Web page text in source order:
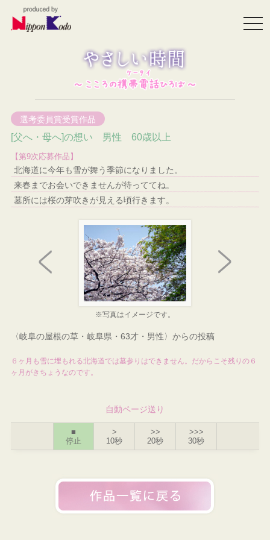
選考委員賞受賞作品
[父へ・母へ]の想い 男性 60歳以上
【第9次応募作品】
北海道に今年も雪が舞う季節になりました。
来春までお会いできませんが待っててね。
墓所には桜の芽吹きが見える頃行きます。
※写真はイメージです。
〈岐阜の屋根の草・岐阜県・63才・男性〉からの投稿
６ヶ月も雪に埋もれる北海道では墓参りはできません。だからこそ残りの６
ヶ月がきちょうなのです。
自動ページ送り
■
停止
>
10秒
>>
20秒
>>>
30秒